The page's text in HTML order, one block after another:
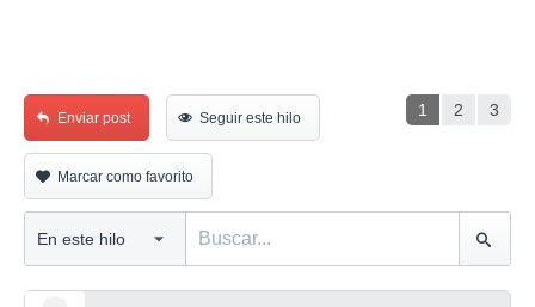
1 2 3
Enviar post Seguir este hilo
Marcar como favorito